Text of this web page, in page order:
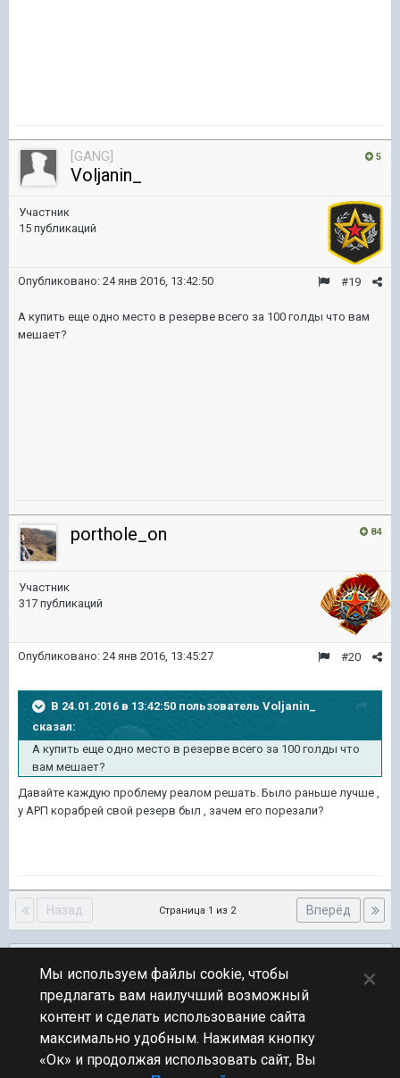
5
[GANG]
Voljanin_
Участник
15 публикаций
#19
Опубликовано: 24 янв 2016, 13:42:50
А купить еще одно место в резерве всего за 100 голды что вам
мешает?
84
porthole_on
Участник
317 публикаций
#20
Опубликовано: 24 янв 2016, 13:45:27
В 24.01.2016 в 13:42:50 пользователь Voljanin_
сказал:
А купить еще одно место в резерве всего за 100 голды что
вам мешает?
Давайте каждую проблему реалом решать. Было раньше лучше ,
у АРП корабрей свой резерв был , зачем его порезали?
Назад Вперёд
Страница 1 из 2
ПЕРЕЙТИ К СПИСКУ ТЕМ
Обсуждение Мира Кораблей
Мы используем файлы cookie, чтобы
предлагать вам наилучший возможный
контент и сделать использование сайта
максимально удобным. Нажимая кнопку
«Ок» и продолжая использовать сайт, Вы
×